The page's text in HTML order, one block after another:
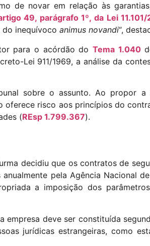
de novar em relação às
49, parágrafo 1º, da Lei
do inequívoco animus novandi“,
para o acórdão do Tema 1.040
Lei 911/1969, a análise da
sobre o assunto. Ao propor
risco aos princípios do
(REsp 1.799.367).
decidiu que os contratos de
pela Agência Nacional
a imposição dos
deve ser constituída
jurídicas estrangeiras, como